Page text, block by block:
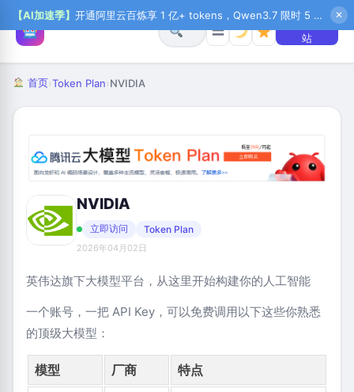
【AI加速季】 开通阿里云百炼享 1 亿+ tokens，Qwen3.7 限时 5 折起，秒悟新注送 1 万积分，加入 OPC 赢百万助力金，QoderWork CN 首月 0 元 ✕
☰
+ 提交网
站
首页›Token Plan›NVIDIA
NVIDIA
立即访问 Token Plan
2026年04月02日
英伟达旗下大模型平台，从这里开始构建你的人工智能
一个账号，一把 API Key，可以免费调用以下这些你熟悉
的顶级大模型：
模型 厂商
特点